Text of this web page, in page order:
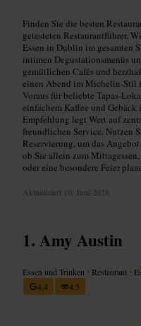
Finden Sie die besten
getesteten Restaurantführer.
Essen in Dublin im gesamten
intimen Degustationsmenüs
gemütlichen Cafés und
einen Abend im Michelin-Stil
Voraus für beliebte Tapas-
einfachem Kaffee und Gebäck
Empfehlung legt Wert auf
freundlichen Service. Nutzen
Reservierung, um das
ob Sie allein zum
oder eine besondere Feier
Aktualisiert 10. Juni 2026
Amy Austin
Essen und Trinken • Restaurant •
4,4
4,5